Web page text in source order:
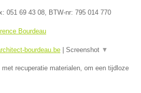
051 69 43 08 , BTW-nr: 795 014 770
Bourdeau
bourdeau.be | Screenshot ▼
recuperatie materialen, om een tijdloze